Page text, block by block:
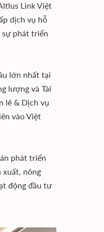
Link Việt
dịch vụ hỗ
phát triển
lớn nhất tại
lượng và Tài
lẻ & Dịch vụ
vào Việt
phát triển
xuất, nông
động đầu tư